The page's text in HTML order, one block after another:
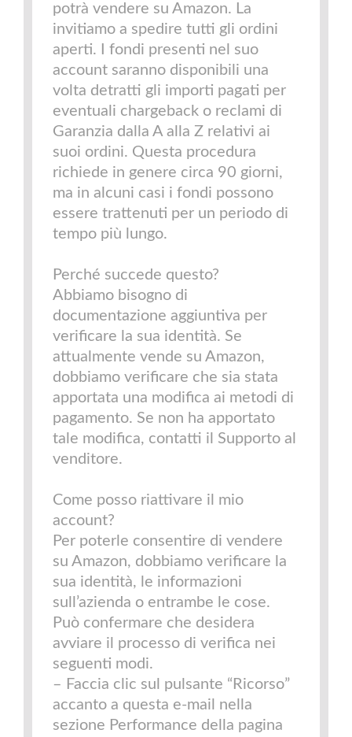
potrà vendere su Amazon. La
invitiamo a spedire tutti gli ordini
aperti. I fondi presenti nel suo
account saranno disponibili una
volta detratti gli importi pagati per
eventuali chargeback o reclami di
Garanzia dalla A alla Z relativi ai
suoi ordini. Questa procedura
richiede in genere circa 90 giorni,
ma in alcuni casi i fondi possono
essere trattenuti per un periodo di
tempo più lungo.
Perché succede questo?
Abbiamo bisogno di
documentazione aggiuntiva per
verificare la sua identità. Se
attualmente vende su Amazon,
dobbiamo verificare che sia stata
apportata una modifica ai metodi di
pagamento. Se non ha apportato
tale modifica, contatti il Supporto al
venditore.
Come posso riattivare il mio
account?
Per poterle consentire di vendere
su Amazon, dobbiamo verificare la
sua identità, le informazioni
sull’azienda o entrambe le cose.
Può confermare che desidera
avviare il processo di verifica nei
seguenti modi.
– Faccia clic sul pulsante “Ricorso”
accanto a questa e-mail nella
sezione Performance della pagina